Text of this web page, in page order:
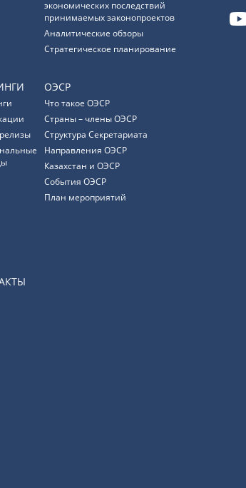
экономических последствий
принимаемых законопроектов
Аналитические обзоры
Стратегическое планирование
ОЭСР
Что такое ОЭСР
Страны – члены ОЭСР
Структура Секретариата
Направления ОЭСР
Казахстан и ОЭСР
События ОЭСР
План мероприятий